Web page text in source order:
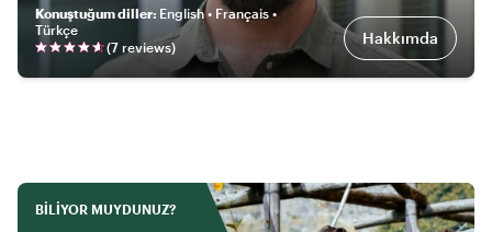
Konuştuğum diller: English • Français •
Türkçe
(7 reviews) Hakkımda
BILIYOR MUYDUNUZ?